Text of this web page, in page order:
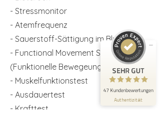
- Stressmonitor
- Atemfrequenz
- Sauerstoff-Sättigung im Blut
- ​Functional Movement Screen
(Funktionelle Bewegeungsanalyse)
- Muskelfunktionstest
- Ausdauertest
- Krafttest
SEHR GUT
47 Kundenbewertungen
Authentizität
SEHR GUT
5,00 / 5,00
35
Bewertungen auf
ProvenExpert.com
12
Bewertungen von 1
Blick aufs ProvenExpert-Profil werfen